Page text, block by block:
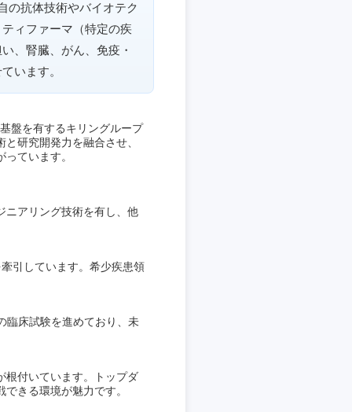
の抗体技術やバイオテク
ィファーマ（特定の疾
、腎臓、がん、免疫・
います。
盤を有するキリングループ
研究開発力を融合させ、
ています。
ニアリング技術を有し、他
引しています。希少疾患領
臨床試験を進めており、未
根付いています。トップダ
きる環境が魅力です。